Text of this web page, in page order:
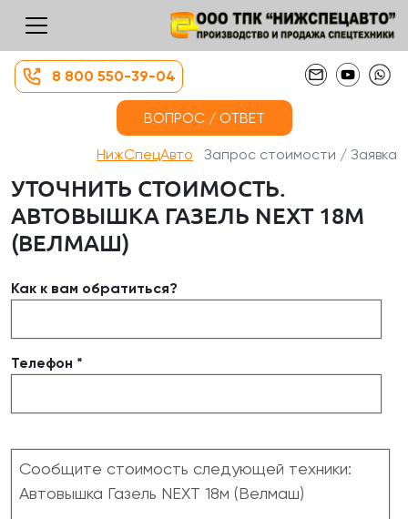
8 800 550-39-04
ВОПРОС / ОТВЕТ
НижСпецАвто Запрос стоимости / Заявка
УТОЧНИТЬ СТОИМОСТЬ.
АВТОВЫШКА ГАЗЕЛЬ NEXT 18М
(ВЕЛМАШ)
Как к вам обратиться?
Телефон *